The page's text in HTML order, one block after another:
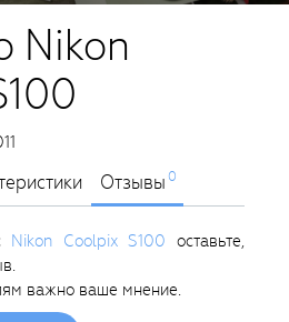
Nikon
Отзывы0
Nikon Coolpix S100 оставьте,
важно ваше мнение.